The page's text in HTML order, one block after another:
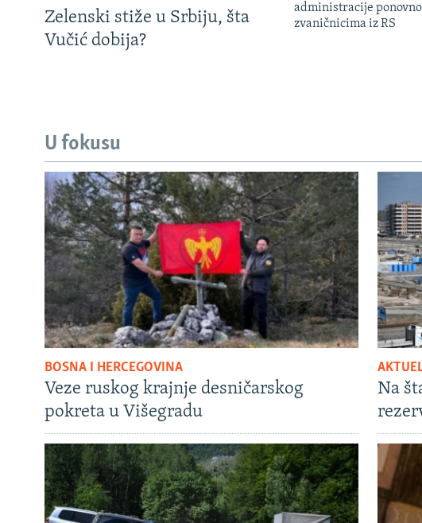
Zelenski stiže u Srbiju, šta
Vučić dobija?
administracije
zvaničnicima iz RS
U fokusu
BOSNA I HERCEGOVINA
Veze ruskog krajnje desničarskog
pokreta u Višegradu
Na